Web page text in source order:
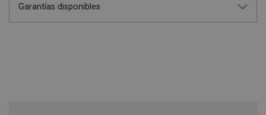
Garantías disponibles